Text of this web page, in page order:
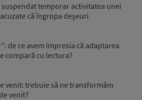
temporar activitatea unei
că îngropa deșeuri
de ce avem impresia că adaptarea
compară cu lectura?
venit: trebuie să ne transformăm
venit?